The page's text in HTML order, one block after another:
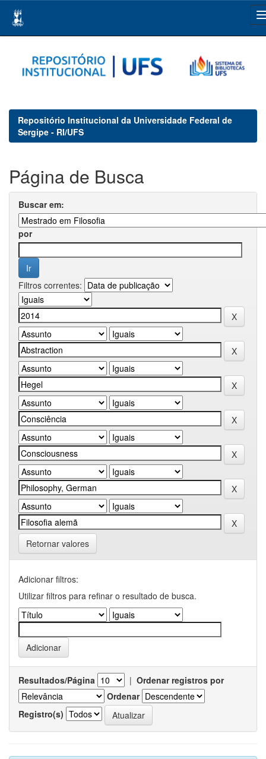
navigation
Repositório Institucional da Universidade Federal de
Sergipe - RI/UFS
Página de Busca
Buscar em:
por
Filtros correntes:
Retornar valores
Adicionar filtros:
Utilizar filtros para refinar o resultado de busca.
Resultados/Página | Ordenar registros por
Ordenar
Registro(s)